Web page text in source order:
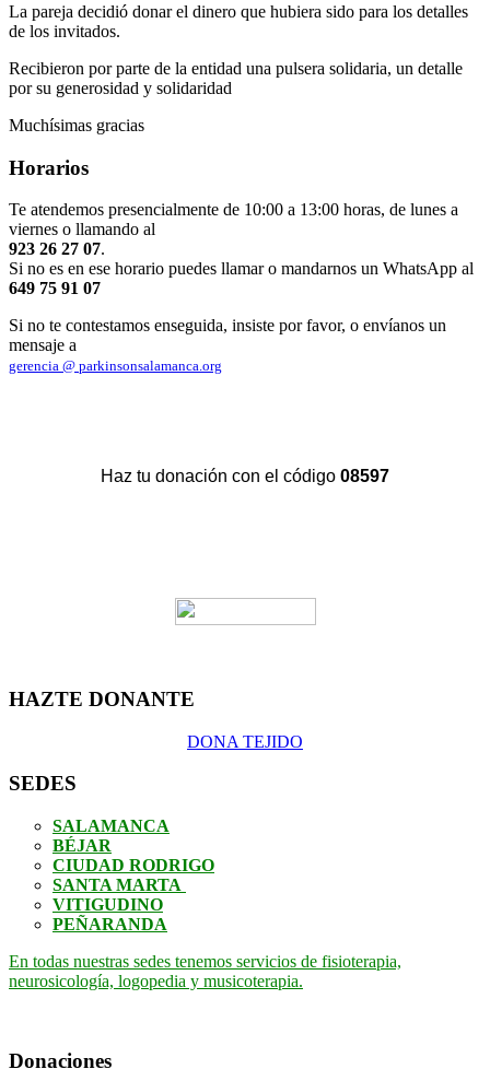
La pareja decidió donar el dinero que hubiera sido para los detalles
de los invitados.
Recibieron por parte de la entidad una pulsera solidaria, un detalle
por su generosidad y solidaridad
Muchísimas gracias
Horarios
Te atendemos presencialmente de 10:00 a 13:00 horas, de lunes a
viernes o llamando al
923 26 27 07.
Si no es en ese horario puedes llamar o mandarnos un WhatsApp al
649 75 91 07
Si no te contestamos enseguida, insiste por favor, o envíanos un
mensaje a
gerencia @ parkinsonsalamanca.org
Haz tu donación con el código 08597
HAZTE DONANTE
DONA TEJIDO
SEDES
SALAMANCA
BÉJAR
CIUDAD RODRIGO
SANTA MARTA
VITIGUDINO
PEÑARANDA
En todas nuestras sedes tenemos servicios de fisioterapia,
neurosicología, logopedia y musicoterapia.
Donaciones